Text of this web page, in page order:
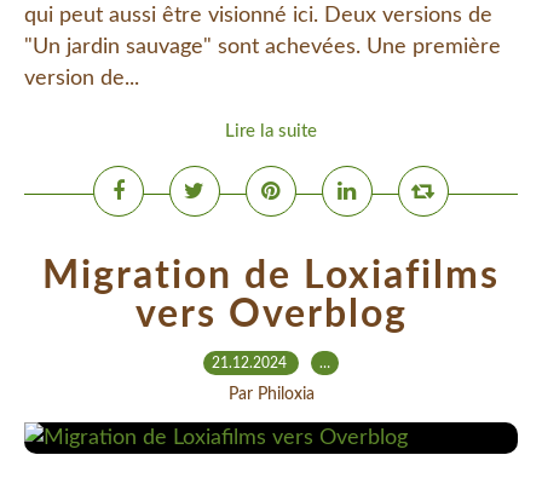
qui peut aussi être visionné ici. Deux versions de
"Un jardin sauvage" sont achevées. Une première
version de...
Lire la suite
Migration de Loxiafilms
vers Overblog
21.12.2024 …
Par Philoxia